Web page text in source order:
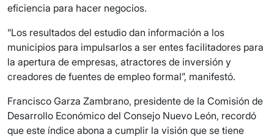
eficiencia para hacer negocios.
“Los resultados del estudio dan información a los
municipios para impulsarlos a ser entes facilitadores para
la apertura de empresas, atractores de inversión y
creadores de fuentes de empleo formal”, manifestó.
Francisco Garza Zambrano, presidente de la Comisión de
Desarrollo Económico del Consejo Nuevo León, recordó
que este índice abona a cumplir la visión que se tiene